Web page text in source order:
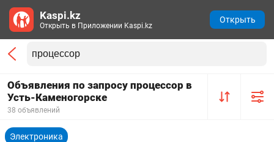
Объявления по запросу процессор в
Усть-Каменогорске
38 объявлений
Электроника
Kaspi.kz
Открыть в Приложении Kaspi.kz
Открыть